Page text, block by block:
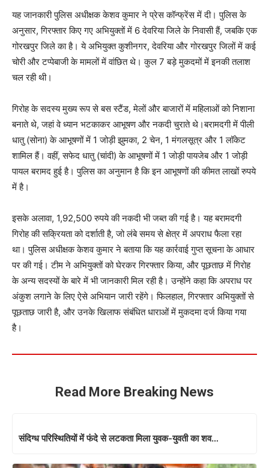
यह जानकारी पुलिस अधीक्षक केशव कुमार ने प्रेस कॉन्फ्रेंस में दी। पुलिस के
अनुसार, गिरफ्तार किए गए अभियुक्तों में 6 देवरिया जिले के निवासी हैं, जबकि एक
गोरखपुर जिले का है। ये अभियुक्त कुशीनगर, देवरिया और गोरखपुर जिलों में कई
चोरी और टप्पेबाजी के मामलों में वांछित थे। कुल 7 बड़े मुकदमों में इनकी तलाश
चल रही थी।
गिरोह के सदस्य मुख्य रूप से बस स्टैंड, मेलों और बाजारों में महिलाओं को निशाना
बनाते थे, जहां वे ध्यान भटकाकर आभूषण और नकदी चुराते थे।बरामदगी में पीली
धातु (सोना) के आभूषणों में 1 जोड़ी झुमका, 2 चेन, 1 मंगलसूत्र और 1 लॉकेट
शामिल हैं। वहीं, सफेद धातु (चांदी) के आभूषणों में 1 जोड़ी पायजेब और 1 जोड़ी
पायल बरामद हुई है। पुलिस का अनुमान है कि इन आभूषणों की कीमत लाखों रुपये
में है।
इसके अलावा, 1,92,500 रुपये की नकदी भी जब्त की गई है। यह बरामदगी
गिरोह की सक्रियता को दर्शाती है, जो लंबे समय से क्षेत्र में अपराध फैला रहा
था। पुलिस अधीक्षक केशव कुमार ने बताया कि यह कार्रवाई गुप्त सूचना के आधार
पर की गई। टीम ने अभियुक्तों को घेरकर गिरफ्तार किया, और पूछताछ में गिरोह
के अन्य सदस्यों के बारे में भी जानकारी मिल रही है। उन्होंने कहा कि अपराध पर
अंकुश लगाने के लिए ऐसे अभियान जारी रहेंगे। फिलहाल, गिरफ्तार अभियुक्तों से
पूछताछ जारी है, और उनके खिलाफ संबंधित धाराओं में मुकदमा दर्ज किया गया
है।
Read More Breaking News
संदिग्ध परिस्थितियों में फंदे से लटकता मिला युवक-युवती का शव…